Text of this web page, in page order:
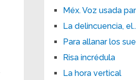
Méx. Voz usada
La delincuencia, el..
Para allanar los
Risa incrédula
La hora vertical